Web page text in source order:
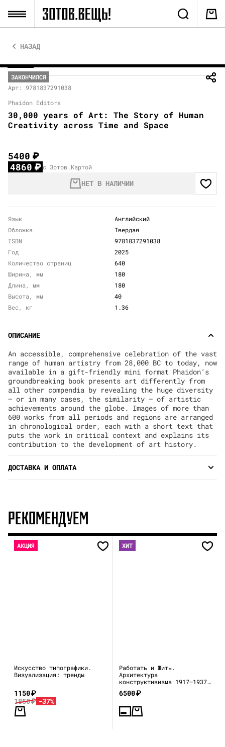
НАЗАД
ЗАКОНЧИЛСЯ
Арт: 9781837291038
Phaidon Editors
30,000 years of Art: The Story of Human
Creativity across Time and Space
5400₽
4860₽ с Зотов.Картой
НЕТ В НАЛИЧИИ
Язык
Английский
Обложка
Твердая
ISBN
9781837291038
Год
2025
Количество страниц
640
Ширина, мм
180
Длина, мм
180
Высота, мм
40
Вес, кг
1.36
ОПИСАНИЕ
An accessible, comprehensive celebration of the vast
range of human artistry from 28,000 BC to today, now
available in a gift-friendly mini format Phaidon’s
groundbreaking book presents art differently from
all other compendia by revealing the huge diversity
– or in many cases, the similarity – of artistic
achievements around the globe. Images of more than
600 works from all periods and regions are arranged
in chronological order, each with a short text that
puts the work in critical context and explains its
contribution to the development of art history.
ДОСТАВКА И ОПЛАТА
РЕКОМЕНДУЕМ
АКЦИЯ
Искусство типографики.
Визуализация: тренды
1150₽
1850₽ -37%
ХИТ
Работать и Жить.
Архитектура
конструктивизма 1917—1937
(каталог выставки)
6500₽